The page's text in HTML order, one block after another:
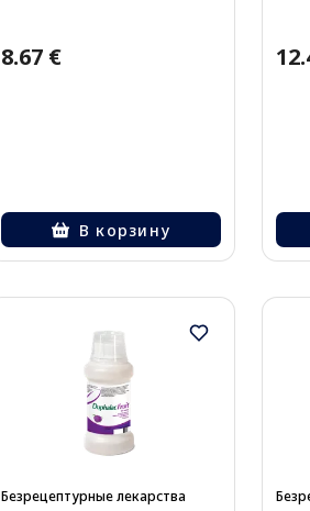
8.67 €
В корзину
Безрецептурные лекарства